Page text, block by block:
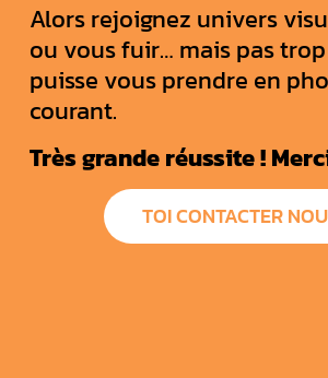
Alors rejoignez univers
ou vous fuir… mais pas trop
puisse vous prendre en
courant.
Très grande réussite !
TOI CONTACTER